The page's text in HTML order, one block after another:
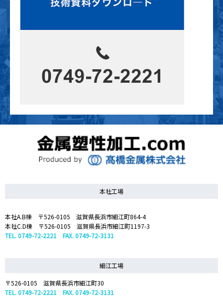
本社工場
本社A.B棟 〒526-0105 滋賀県長浜市細江町864-4
本社C.D棟 〒526-0105 滋賀県長浜市細江町1197-3
TEL. 0749-72-2221 FAX. 0749-72-3131
細江工場
〒526-0105 滋賀県長浜市細江町30
TEL. 0749-72-2221 FAX. 0749-72-3131